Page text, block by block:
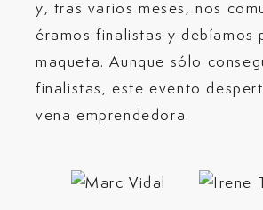
y, tras varios meses, nos
éramos finalistas y debíamos
maqueta. Aunque sólo
finalistas, este evento
vena emprendedora.